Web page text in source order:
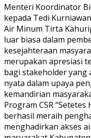
Menteri Koordinator
kepada Tedi
Air Minum Tirta
luar biasa dalam
kesejahteraan
merupakan apresiasi
bagi stakeholder
nyata dalam upaya
kemandirian
Program CSR
berhasil meraih
menghadirkan akses